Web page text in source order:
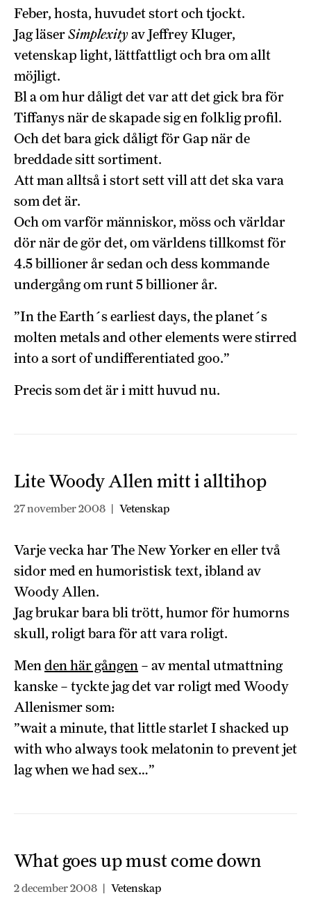
Feber, hosta, huvudet stort och tjockt.
Jag läserSimplexityav Jeffrey Kluger,
vetenskap light, lättfattligt och bra om allt
möjligt.
Bl a om hur dåligt det var att det gick bra för
Tiffanys när de skapade sig en folklig profil.
Och det bara gick dåligt för Gap när de
breddade sitt sortiment.
Att man alltså i stort sett vill att det ska vara
som det är.
Och om varför människor, möss och världar
dör när de gör det, om världens tillkomst för
4.5 billioner år sedan och dess kommande
undergång om runt 5 billioner år.
”In the Earth´s earliest days, the planet´s
molten metals and other elements were stirred
into a sort of undifferentiated goo.”
Precis som det är i mitt huvud nu.
Lite Woody Allen mitt i alltihop
27 november 2008 | Vetenskap
Varje vecka har The New Yorker en eller två
sidor med en humoristisk text, ibland av
Woody Allen.
Jag brukar bara bli trött, humor för humorns
skull, roligt bara för att vara roligt.
Men den här gången – av mental utmattning
kanske – tyckte jag det var roligt med Woody
Allenismer som:
”wait a minute, that little starlet I shacked up
with who always took melatonin to prevent jet
lag when we had sex…”
What goes up must come down
2 december 2008 | Vetenskap